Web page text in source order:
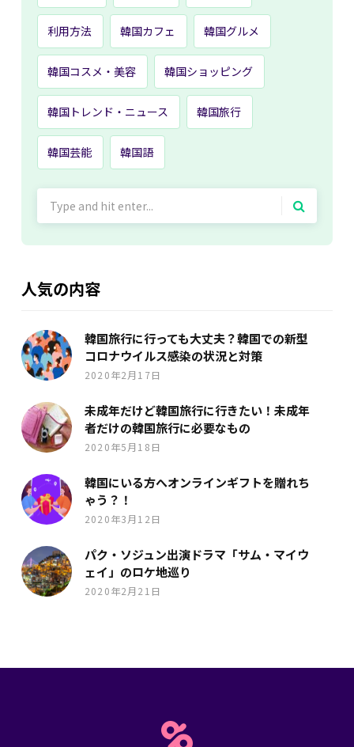
利用方法 韓国カフェ 韓国グルメ
韓国コスメ・美容 韓国ショッピング
韓国トレンド・ニュース 韓国旅行
韓国芸能 韓国語
人気の内容
韓国旅行に行っても大丈夫？韓国での新型
コロナウイルス感染の状況と対策
2020年2月17日
未成年だけど韓国旅行に行きたい！未成年
者だけの韓国旅行に必要なもの
2020年5月18日
韓国にいる方へオンラインギフトを贈れち
ゃう？！
2020年3月12日
パク・ソジュン出演ドラマ「サム・マイウ
ェイ」のロケ地巡り
2020年2月21日